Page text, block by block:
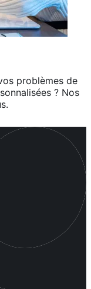
problèmes de
? Nos